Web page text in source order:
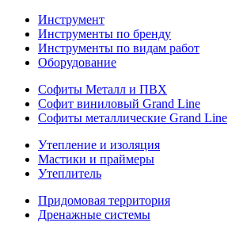
Инструмент
Инструменты по бренду
Инструменты по видам работ
Оборудование
Софиты Металл и ПВХ
Софит виниловый Grand Line
Софиты металлические Grand Line
Утепление и изоляция
Мастики и праймеры
Утеплитель
Придомовая территория
Дренажные системы